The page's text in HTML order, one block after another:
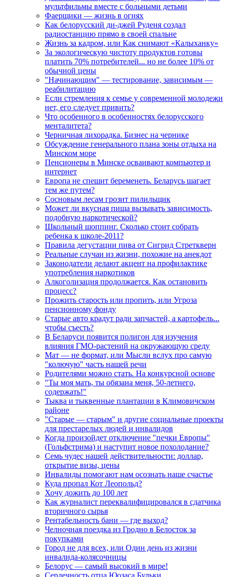
мультфильмы вместе с больными детьми
Фаерщики — жизнь в огнях
Как белорусский ди-джей Руденя создал
радиостанцию прямо в своей спальне
Жизнь за кадром, или Как снимают «Калыханку»
За экологическую чистоту продуктов готовы
платить 70% потребителей... но не более 10% от
обычной цены
"Начинающим" — тестирование, зависимым —
реабилитацию
Если стремления к семье у современной молодежи
нет, его следует привить?
Что особенного в особенностях белорусского
менталитета?
Черничная лихорадка. Бизнес на чернике
Обсуждение генерального плана зоны отдыха на
Минском море
Пенсионеры в Минске осваивают компьютер и
интернет
Европа не спешит беременеть. Беларусь шагает
тем же путем?
Сосновым лесам грозит пилильщик
Может ли вкусная пища вызывать зависимость,
подобную наркотической?
Школьный шоппинг. Сколько стоит собрать
ребенка к школе-2011?
Правила дегустации пива от Сигрид Стреткверн
Реальные случаи из жизни, похожие на анекдот
Законодатели делают акцент на профилактике
употребления наркотиков
Алкоголизация продолжается. Как остановить
процесс?
Прожить старость или пропить, или Угроза
пенсионному фонду
Старые авто крадут ради запчастей, а картофель...
чтобы съесть?
В Беларуси появится полигон для изучения
влияния ГМО-растений на окружающую среду
Мат — не формат, или Мысли вслух про самую
"колючую" часть нашей речи
Родителями можно стать. На конкурсной основе
"Ты моя мать, ты обязана меня, 50-летнего,
содержать!"
Тыква и тыквенные плантации в Климовичском
районе
"Старые — старым" и другие социальные проекты
для престарелых людей и инвалидов
Когда произойдет отключение "печки Европы"
(Гольфстрима) и наступит новое похолодание?
Семь чудес нашей действительности: доллар,
открытие визы, цены
Инвалиды помогают нам осознать наше счастье
Куда пропал Кот Леопольд?
Хочу дожить до 100 лет
Как журналист переквалифицировался в сдатчика
вторичного сырья
Рентабельность бани — где выход?
Челночная поездка из Гродно в Белосток за
покупками
Город не для всех, или Один день из жизни
инвалида-колясочницы
Белорус — самый высокий в мире!